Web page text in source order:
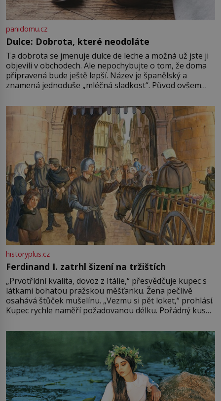
panidomu.cz
Dulce: Dobrota, které neodoláte
Ta dobrota se jmenuje dulce de leche a možná už jste ji
objevili v obchodech. Ale nepochybujte o tom, že doma
připravená bude ještě lepší. Název je španělský a
znamená jednoduše „mléčná sladkost“. Původ ovšem
pře hned několik latinskoamerických zemí a k tomu
Francie, kde se traduje,
historyplus.cz
Ferdinand I. zatrhl šizení na tržištích
„Prvotřídní kvalita, dovoz z Itálie,“ přesvědčuje kupec s
látkami bohatou pražskou měšťanku. Žena pečlivě
osahává štůček mušelínu. „Vezmu si pět loket,“ prohlásí.
Kupec rychle naměří požadovanou délku. Pořádný kus
milostpaní. Stačí jenom na sukni,“ zhodnotí švadlena
množství růžového mušelínu. „Ošidili vás, podívejte.“